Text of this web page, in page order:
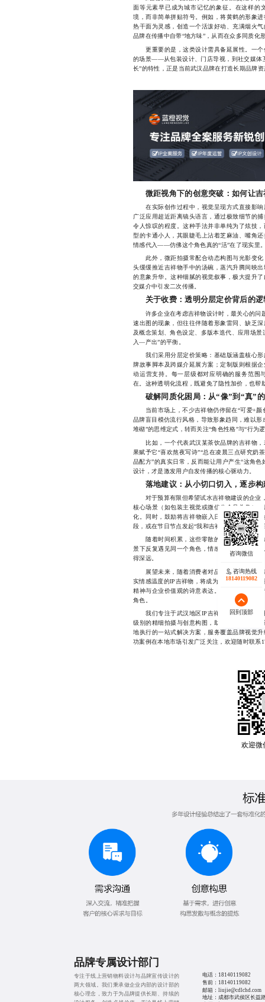
面等元素早已成为城市记忆的象征。在这样的
境，而非简单拼贴符号。例如，将黄鹤的形象
热干面为灵感，创造一个活泼好动、充满烟火
品牌在传播中自带“地方味”，从而在众多同质化
更重要的是，这类设计需具备延展性。一个
的场景——从包装设计、门店导视，到社交媒体
长”的特性，正是当前武汉品牌在打造长期品牌
微距视角下的创意突破：如何让
在实际创作过程中，视觉呈现方式直接影响
广泛应用超近距离镜头语言，通过极致细节的
令人惊叹的程度。这种手法并非单纯为了炫技
型的卡通小人，其眼睫毛上沾着芝麻油、嘴角
情感代入——仿佛这个角色真的“活”在了现实里
此外，微距拍摄常配合动态构图与光影变化
头缓缓推近吉祥物手中的汤碗，蒸汽升腾间映
的意象升华。这种细腻的视觉叙事，极大提升
交媒介中引发二次传播。
关于收费：透明分层定价背后的逻
许多企业在考虑吉祥物设计时，最关心的问
速出图的现象，但往往伴随着形象雷同、缺乏
及概念策划、角色设定、多版本迭代、应用场
入—产出”的平衡。
我们采用分层定价策略：基础版涵盖核心形
牌故事脚本及跨媒介延展方案；定制版则根据
动运营支持。每一层级都对应明确的服务范围
在。这种透明化流程，既避免了隐性加价，也帮
破解同质化困局：从“像”到“真”
当前市场上，不少吉祥物仍停留在“可爱+颜
品牌盲目模仿流行风格，导致形象趋同，难以
堆砌”的思维定式，转而关注“角色性格”与“行为
比如，一个代表武汉某茶饮品牌的吉祥物，
果赋予它“喜欢熬夜写诗”“总在凌晨三点研究奶
品配方”的真实日常，反而能让用户产生“这角
设计，才是激发用户自发传播的核心驱动力。
落地建议：从小切口切入，逐步
对于预算有限但希望试水吉祥物建设的企业
核心场景（如包装主视觉或微信公众号头像）
化。同时，鼓励将吉祥物嵌入日常运营中——比
段，或在节日节点发起“我和吉祥物的一天”互动
随着时间积累，这些零散的内容将自然汇聚
景下反复遇见同一个角色，情感联结便悄然建
得深远。
展望未来，随着消费者对品牌个性要求的不
实情感温度的IP吉祥物，将成为武汉企业实现“
精神与企业价值观的诗意表达。在这个过程中
角色。
我们专注于武汉地区IP吉祥物设计服务，擅
级别的精细拍摄与创意构图，助力品牌打造高
地执行的一站式解决方案，服务覆盖品牌视觉
功案例在本地市场引发广泛关注，欢迎随时联系
欢迎微
咨询热线
18140119082
回到顶部
品牌专属设计部门
专注于线上营销物料设计与品牌宣传设计的
两大领域。我们秉承做企业内部的设计部的
核心理念，致力于为品牌提供长期、持续的
电话： 18140119082
售前： 18140119082
邮箱：liujie@cdlchd.com
地址：成都市武侯区长益